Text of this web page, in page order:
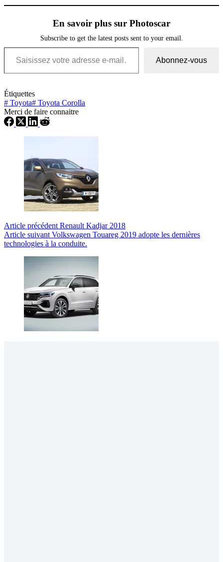
En savoir plus sur Photoscar
Subscribe to get the latest posts sent to your email.
Saisissez votre adresse e-mail…
Abonnez-vous
Étiquettes
# Toyota# Toyota Corolla
Merci de faire connaitre
Article précédent Renault Kadjar 2018
Article suivant Volkswagen Touareg 2019 adopte les dernières
technologies à la conduite.